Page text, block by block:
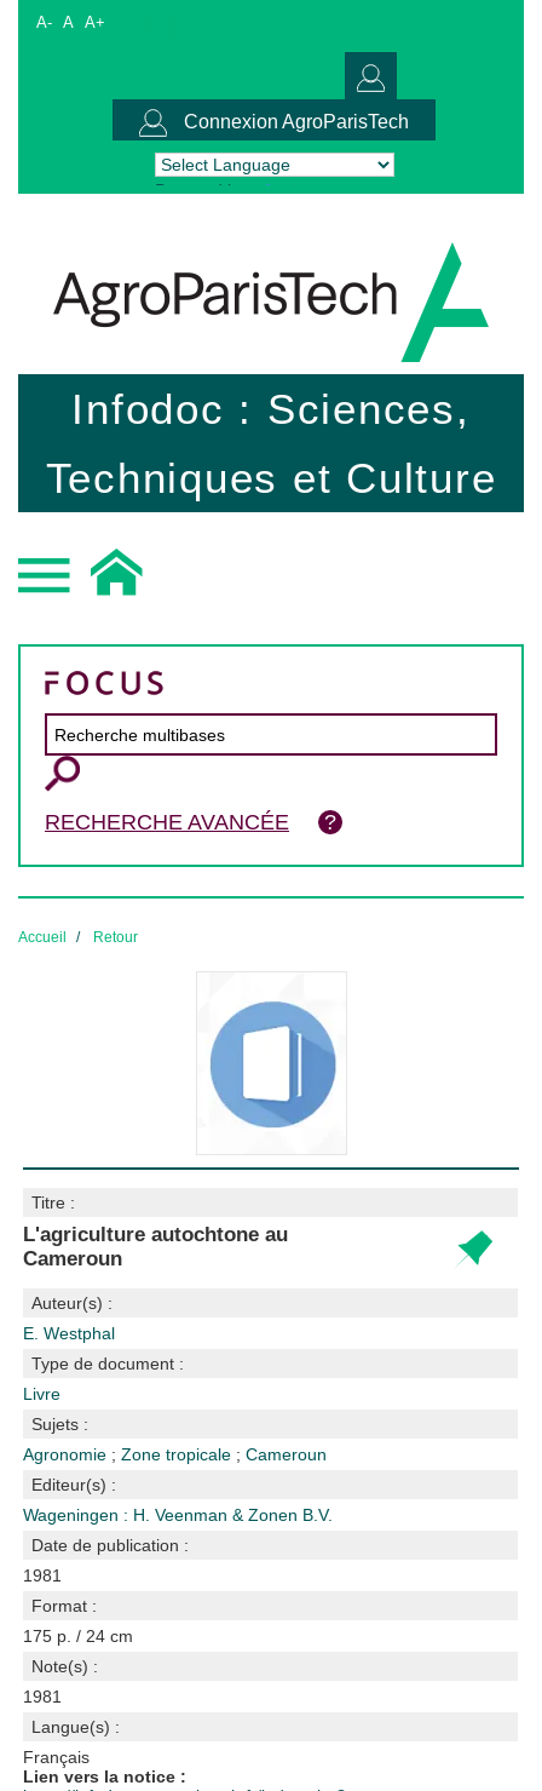
A- A A+
Connexion AgroParisTech
Powered by Translate
Infodoc : Sciences,
Techniques et Culture
RECHERCHE AVANCÉE
Accueil Retour
Titre :
L'agriculture autochtone au
Cameroun
Auteur(s) :
E. Westphal
Type de document :
Livre
Sujets :
Agronomie ;Zone tropicale ;Cameroun
Editeur(s) :
Wageningen : H. Veenman & Zonen B.V.
Date de publication :
1981
Format :
175 p. / 24 cm
Note(s) :
1981
Langue(s) :
Français
Lien vers la notice :